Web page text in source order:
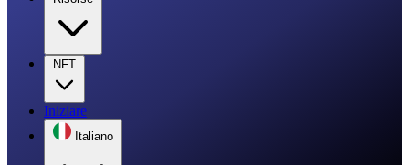
NFT
Iniziare
Italiano